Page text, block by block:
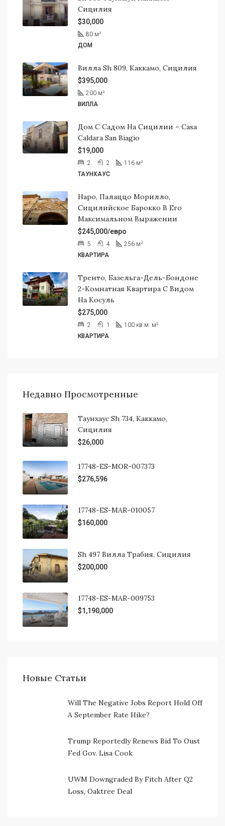
Сицилия
$30,000
80 м²
ДОМ
Вилла Sh 809, Каккамо, Сицилия
$395,000
200 м²
ВИЛЛА
Дом С Садом На Сицилии – Casa
Caldara San Biagio
$19,000
2 2 116 м²
ТАУНХАУС
Наро, Палаццо Морилло,
Сицилийское Барокко В Его
Максимальном Выражении
$245,000/евро
5 4 256 м²
КВАРТИРА
Тренто, Базельга-Дель-Бондоне
2-Комнатная Квартира С Видом
На Косуль
$275,000
2 1 100 кв.м. м²
КВАРТИРА
Недавно Просмотренные
Таунхаус Sh 734, Каккамо,
Сицилия
$26,000
17748-ES-MOR-007373
$276,596
17748-ES-MAR-010057
$160,000
Sh 497 Вилла Трабия, Сицилия
$200,000
17748-ES-MAR-009753
$1,190,000
Новые Статьи
Will The Negative Jobs Report Hold Off
A September Rate Hike?
Trump Reportedly Renews Bid To Oust
Fed Gov. Lisa Cook
UWM Downgraded By Fitch After Q2
Loss, Oaktree Deal